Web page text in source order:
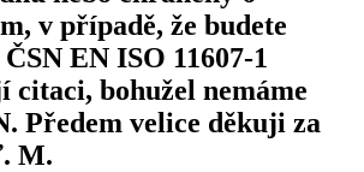
v případě, že budete
EN ISO 11607-1
citaci, bohužel nemáme
Předem velice děkuji za
M.